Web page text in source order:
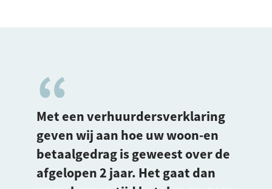
Met een verhuurdersverklaring
geven wij aan hoe uw woon-en
betaalgedrag is geweest over de
afgelopen 2 jaar. Het gaat dan